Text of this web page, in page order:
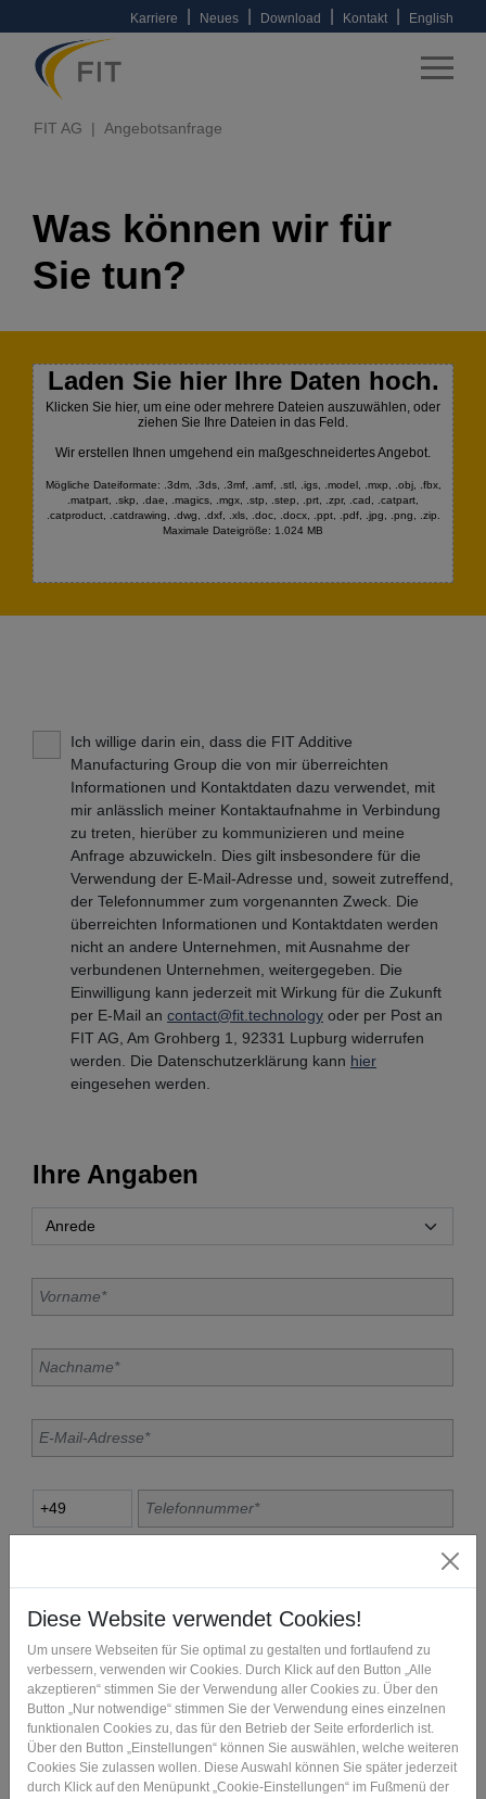
Karriere Neues Download Kontakt English
FIT AG Angebotsanfrage
Was können wir für
Sie tun?
Laden Sie hier Ihre Daten hoch.
Klicken Sie hier, um eine oder mehrere Dateien auszuwählen, oder
ziehen Sie Ihre Dateien in das Feld.
Wir erstellen Ihnen umgehend ein maßgeschneidertes Angebot.
Mögliche Dateiformate: .3dm, .3ds, .3mf, .amf, .stl, .igs, .model, .mxp, .obj, .fbx,
.matpart, .skp, .dae, .magics, .mgx, .stp, .step, .prt, .zpr, .cad, .catpart,
.catproduct, .catdrawing, .dwg, .dxf, .xls, .doc, .docx, .ppt, .pdf, .jpg, .png, .zip.
Maximale Dateigröße: 1.024 MB
Ich willige darin ein, dass die FIT Additive
Manufacturing Group die von mir überreichten
Informationen und Kontaktdaten dazu verwendet, mit
mir anlässlich meiner Kontaktaufnahme in Verbindung
zu treten, hierüber zu kommunizieren und meine
Anfrage abzuwickeln. Dies gilt insbesondere für die
Verwendung der E-Mail-Adresse und, soweit zutreffend,
der Telefonnummer zum vorgenannten Zweck. Die
überreichten Informationen und Kontaktdaten werden
nicht an andere Unternehmen, mit Ausnahme der
verbundenen Unternehmen, weitergegeben. Die
Einwilligung kann jederzeit mit Wirkung für die Zukunft
per E-Mail an contact@fit.technology oder per Post an
FIT AG, Am Grohberg 1, 92331 Lupburg widerrufen
werden. Die Datenschutzerklärung kann hier
eingesehen werden.
Ihre Angaben